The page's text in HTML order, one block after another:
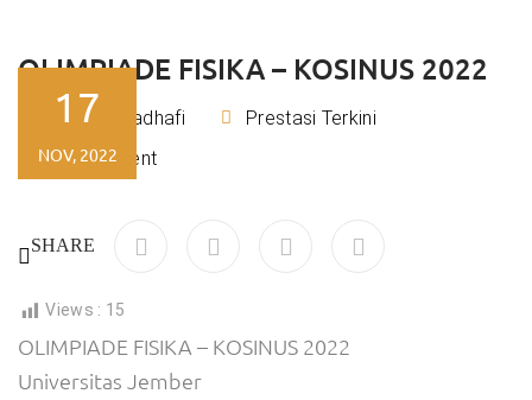
OLIMPIADE FISIKA – KOSINUS 2022
Rizky Kadhafi
Prestasi Terkini
No Comment
17
NOV, 2022
SHARE
Views : 15
OLIMPIADE FISIKA – KOSINUS 2022
Universitas Jember